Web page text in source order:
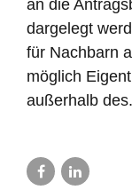
an die
dargelegt
für Nachbarn
möglich
außerhalb